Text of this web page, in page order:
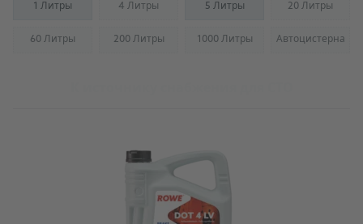
1 Литры 4 Литры(Not available) 5 Литры 20 Литры
(Not
60 Литры(Not available)200 Литры(Not available)1000 Литры(Not available)Автоцистерна
(Not